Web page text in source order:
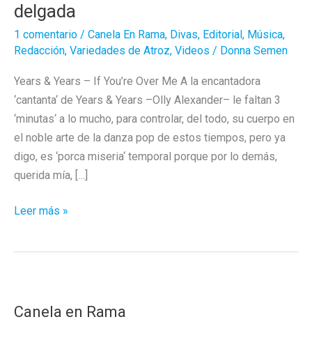
delgada
1 comentario / Canela En Rama, Divas, Editorial , Música,
Redacción, Variedades de Atroz, Videos / Donna Semen
Years & Years – If You’re Over Me A la encantadora
‘cantanta‘ de Years & Years –Olly Alexander– le faltan 3
‘minutas‘ a lo mucho, para controlar, del todo, su cuerpo en
el noble arte de la danza pop de estos tiempos, pero ya
digo, es ‘porca miseria‘ temporal porque por lo demás,
querida mía, […]
Years
pop,
Leer más »
Canela en Rama